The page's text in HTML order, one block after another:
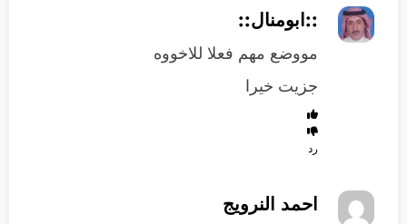
::ابومنال::
مووضع مهم فعلا للاخووه
جزيت خيرا
رد
احمد النرويج